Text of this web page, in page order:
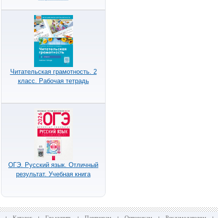
Читательская грамотность. 2
класс. Рабочая тетрадь
ОГЭ. Русский язык. Отличный
результат. Учебная книга